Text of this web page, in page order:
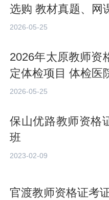
选购 教材真题、网
挑选指南
2026-05-25
2026年太原教师资
定体检项目 体检医
格标准须知
2026-05-25
保山优路教师资格
班
2023-02-09
官渡教师资格证考